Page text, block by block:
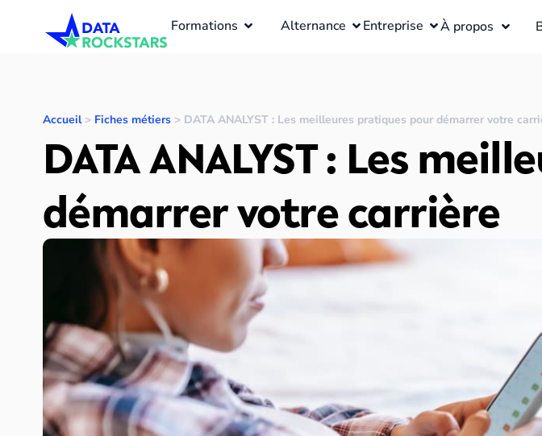
Formations Alternance Entreprise À propos
Accueil> Fiches métiers> DATA ANALYST : Les meilleures pratiques pour démarrer votre
DATA ANALYST : Les
démarrer votre carrière